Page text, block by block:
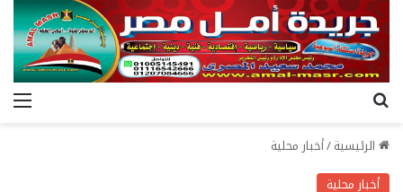
الرئيسية/أخبار محلية
أخبار محلية